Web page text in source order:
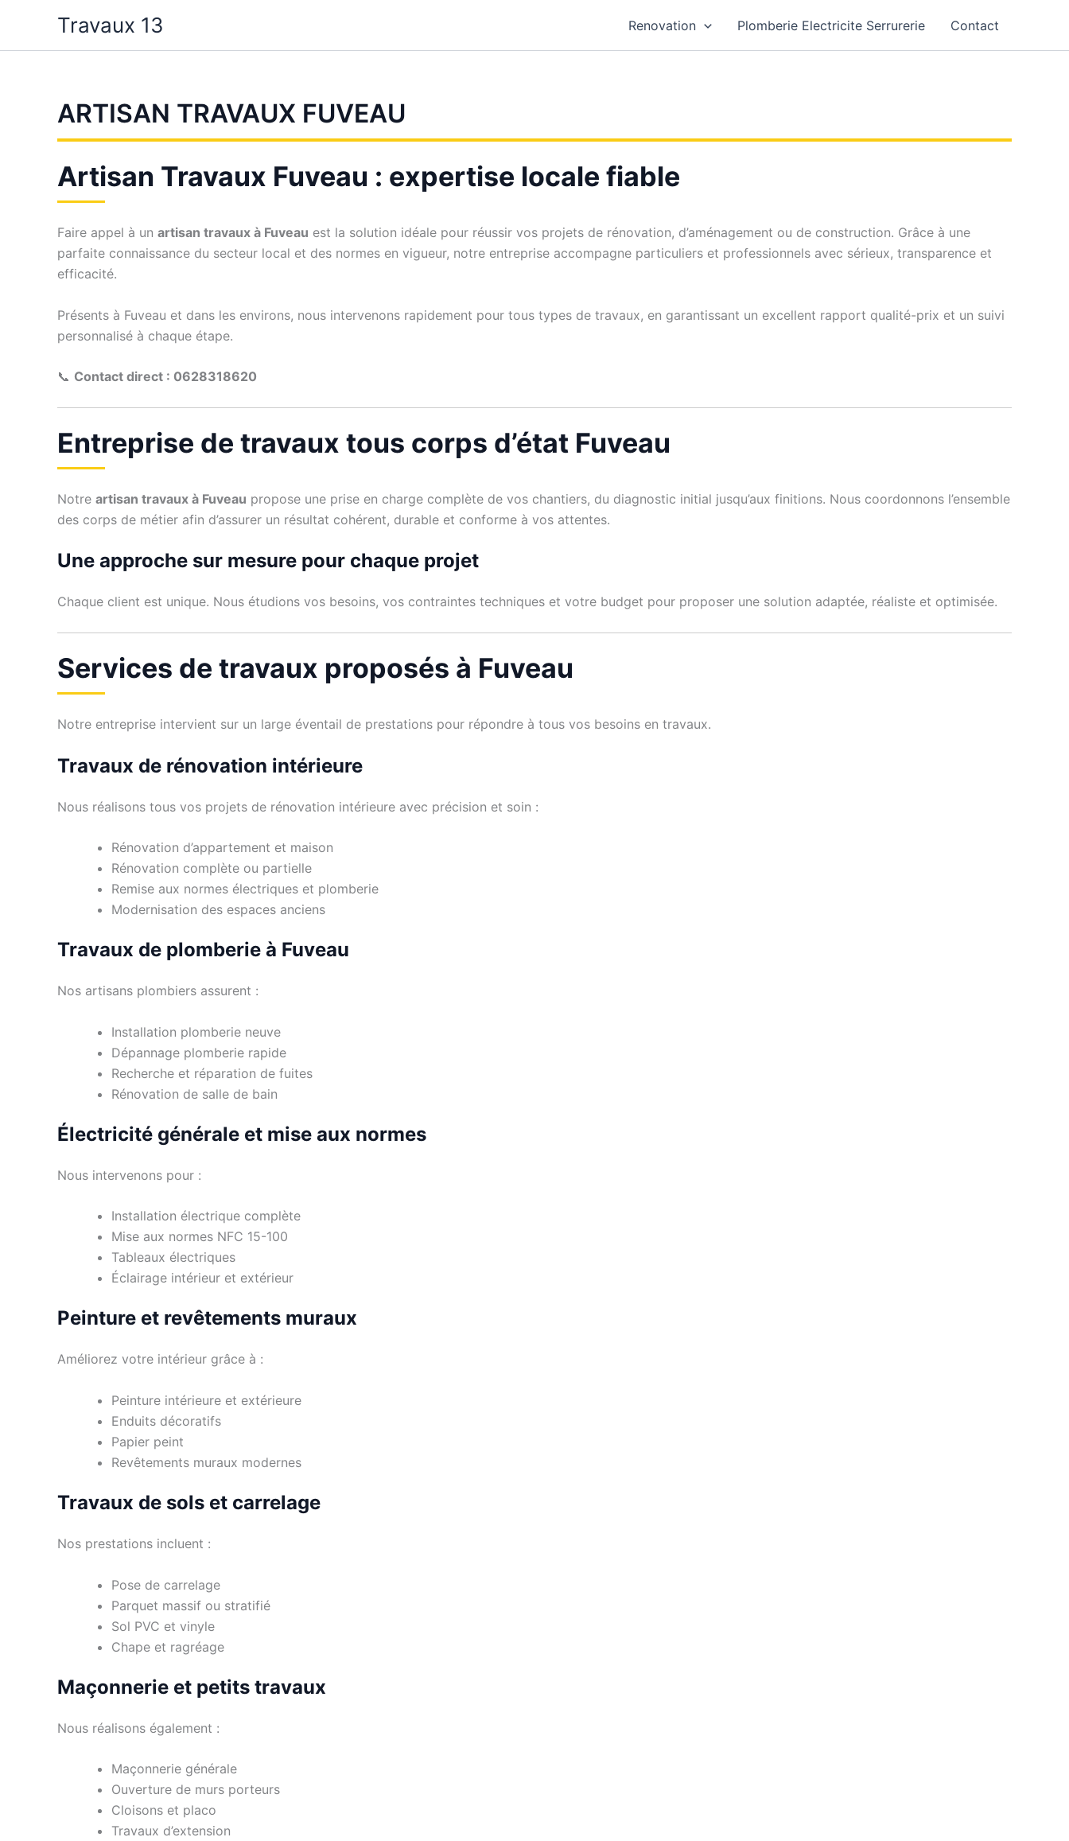
contenu
Travaux 13 Renovation Plomberie Electricite Serrurerie Contact
ARTISAN TRAVAUX FUVEAU
Artisan Travaux Fuveau : expertise locale fiable
Faire appel à un artisan travaux à Fuveau est la solution idéale pour réussir vos projets de rénovation, d’aménagement ou de construction. Grâce à une
parfaite connaissance du secteur local et des normes en vigueur, notre entreprise accompagne particuliers et professionnels avec sérieux, transparence et
efficacité.
Présents à Fuveau et dans les environs, nous intervenons rapidement pour tous types de travaux, en garantissant un excellent rapport qualité-prix et un suivi
personnalisé à chaque étape.
📞 Contact direct : 0628318620
Entreprise de travaux tous corps d’état Fuveau
Notre artisan travaux à Fuveau propose une prise en charge complète de vos chantiers, du diagnostic initial jusqu’aux finitions. Nous coordonnons l’ensemble
des corps de métier afin d’assurer un résultat cohérent, durable et conforme à vos attentes.
Une approche sur mesure pour chaque projet
Chaque client est unique. Nous étudions vos besoins, vos contraintes techniques et votre budget pour proposer une solution adaptée, réaliste et optimisée.
Services de travaux proposés à Fuveau
Notre entreprise intervient sur un large éventail de prestations pour répondre à tous vos besoins en travaux.
Travaux de rénovation intérieure
Nous réalisons tous vos projets de rénovation intérieure avec précision et soin :
Rénovation d’appartement et maison
Rénovation complète ou partielle
Remise aux normes électriques et plomberie
Modernisation des espaces anciens
Travaux de plomberie à Fuveau
Nos artisans plombiers assurent :
Installation plomberie neuve
Dépannage plomberie rapide
Recherche et réparation de fuites
Rénovation de salle de bain
Électricité générale et mise aux normes
Nous intervenons pour :
Installation électrique complète
Mise aux normes NFC 15-100
Tableaux électriques
Éclairage intérieur et extérieur
Peinture et revêtements muraux
Améliorez votre intérieur grâce à :
Peinture intérieure et extérieure
Enduits décoratifs
Papier peint
Revêtements muraux modernes
Travaux de sols et carrelage
Nos prestations incluent :
Pose de carrelage
Parquet massif ou stratifié
Sol PVC et vinyle
Chape et ragréage
Maçonnerie et petits travaux
Nous réalisons également :
Maçonnerie générale
Ouverture de murs porteurs
Cloisons et placo
Travaux d’extension